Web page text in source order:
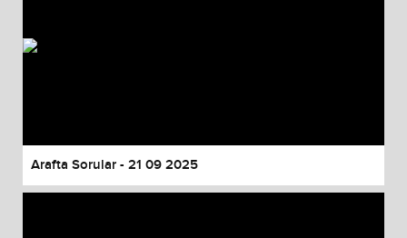
Arafta Sorular - 21 09 2025